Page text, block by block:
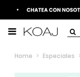
Home > Especiales >